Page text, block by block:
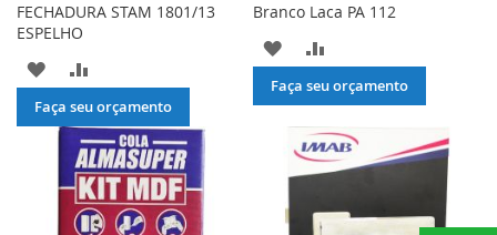
FECHADURA STAM 1801/13
ESPELHO
ADICIONAR
À
LISTA
DE
DESEJOS
PARA
COMPARAR
Faça seu orçamento
Branco Laca PA 112
ADICIONAR
À
LISTA
DE
PARA
Faça seu orçamento